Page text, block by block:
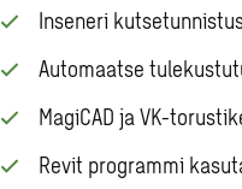
Inseneri
Automaatse
MagiCAD ja VK-
Revit programmi